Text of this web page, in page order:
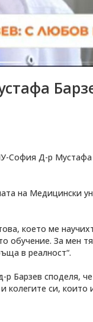
София Д-р Мустафа
на Медицински
което ме
За мен
в реалност“.
Барзев споделя,
колегите си, които